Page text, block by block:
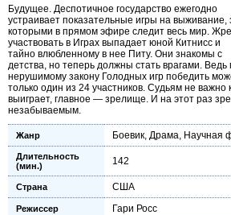
Будущее. Деспотичное государство ежегодно
устраивает показательные игры на выживание,
которыми в прямом эфире следит весь мир.
участвовать в Играх выпадает юной Китнисс и
тайно влюбленному в нее Питу. Они знакомы с
детства, но теперь должны стать врагами. Ведь
нерушимому закону Голодных игр победить
только один из 24 участников. Судьям не важно
выиграет, главное — зрелище. И на этот раз
незабываемым.
Жанр Боевик, Драма, Научная
Длительность
(мин.)
142
Страна США
Режиссер Гари Росс